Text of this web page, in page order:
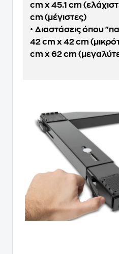
cm x 45.1 cm
cm (μέγιστες)
• Διαστάσεις όπου
42 cm x 42 cm
cm x 62 cm